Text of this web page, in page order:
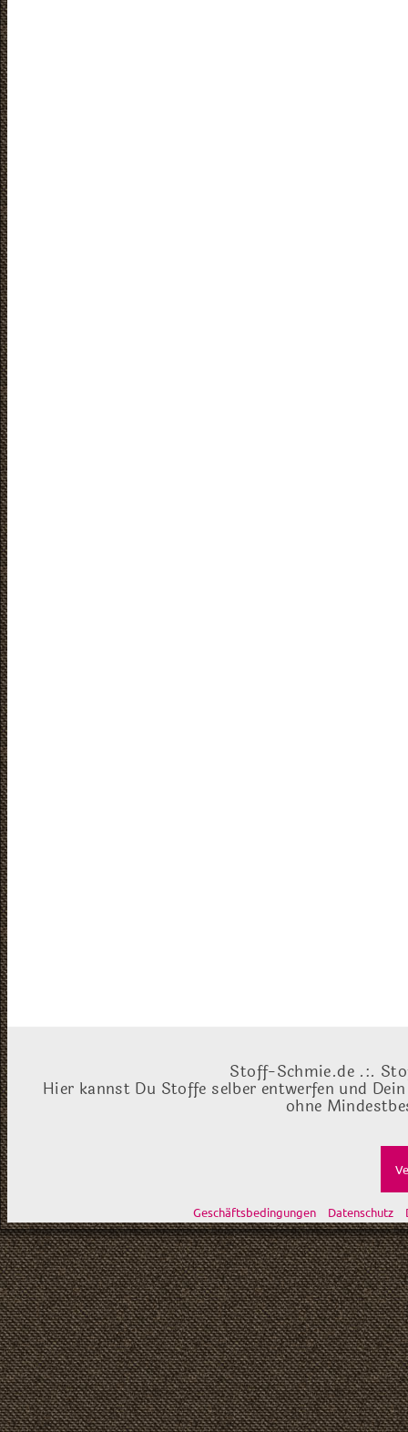
Stoff-Schmie.de .:.
Hier kannst Du Stoffe selber entwerfen und
ohne
Geschäftsbedingungen Datenschutz